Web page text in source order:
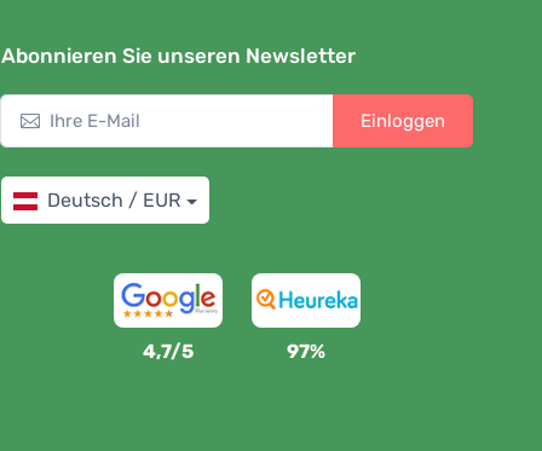
Abonnieren Sie unseren Newsletter
Einloggen
Deutsch / EUR
4,7/5 97%